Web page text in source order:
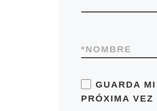
NOMBRE
*
GUARDA
PRÓXIMA VEZ